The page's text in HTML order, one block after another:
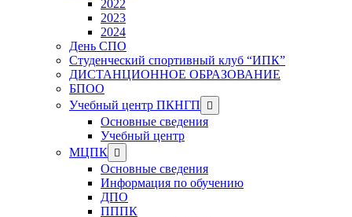
2022
2023
2024
День СПО
Студенческий спортивный клуб “ИПК”
ДИСТАНЦИОННОЕ ОБРАЗОВАНИЕ
БПОО
Учебный центр ПКНГП
Show
sub
menu
Основные сведения
Учебный центр
МЦПК Show
sub
menu
Основные сведения
Информация по обучению
ДПО
ПППК